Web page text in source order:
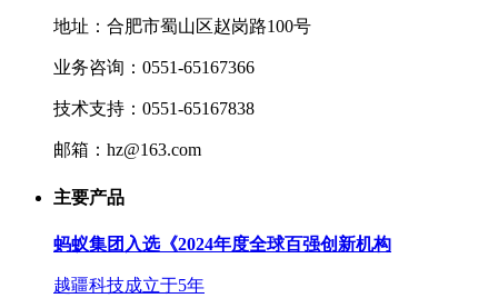
地址：合肥市蜀山区赵岗路100号
业务咨询：0551-65167366
技术支持：0551-65167838
邮箱：hz@163.com
主要产品
蚂蚁集团入选《2024年度全球百强创新机构
越疆科技成立于5年